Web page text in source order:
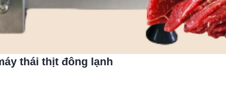
thái thịt đông lạnh